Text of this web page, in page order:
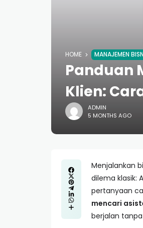
HOME MANAJEMEN
Panduan
Klien:
ADMIN
5 MONTHS AGO
Menjalankan
dilema klasik:
pertanyaan
mencari
berjalan